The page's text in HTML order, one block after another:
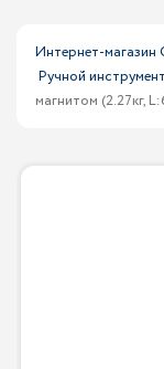
Интернет-
Ручной инструмент
магнитом (2.27кг,